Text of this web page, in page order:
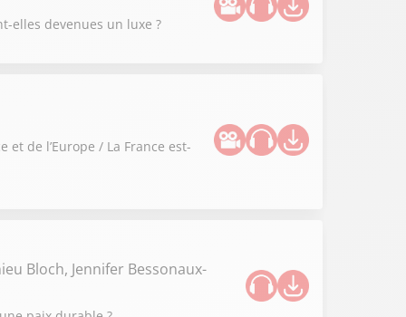
elles devenues un luxe ?
de l’Europe / La France est-
Bloch, Jennifer Bessonaux-